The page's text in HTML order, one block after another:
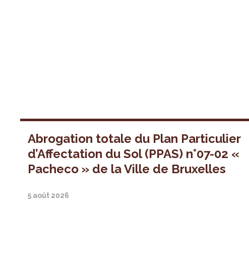
Abrogation totale du Plan Particulier
d’Affectation du Sol (PPAS) n°07-02 «
Pacheco » de la Ville de Bruxelles
5 août 2026